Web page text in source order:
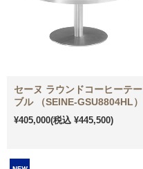
セーヌ ラウンドコーヒーテー
ブル （SEINE-GSU8804HL）
¥405,000(税込 ¥445,500)